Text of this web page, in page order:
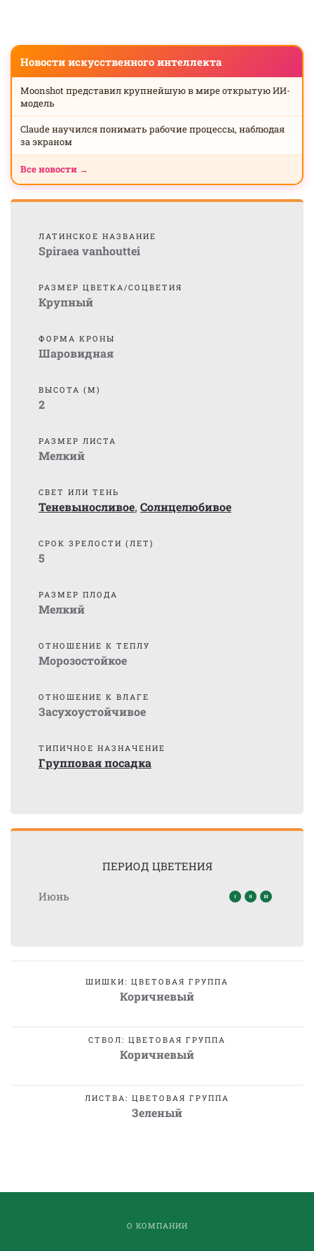
Новости искусственного интеллекта
Moonshot представил крупнейшую в мире открытую ИИ-
модель
Claude научился понимать рабочие процессы, наблюдая
за экраном
Все новости →
ЛАТИНСКОЕ НАЗВАНИЕ
Spiraea vanhouttei
РАЗМЕР ЦВЕТКА/СОЦВЕТИЯ
Крупный
ФОРМА КРОНЫ
Шаровидная
ВЫСОТА (М)
2
РАЗМЕР ЛИСТА
Мелкий
СВЕТ ИЛИ ТЕНЬ
Теневыносливое, Солнцелюбивое
СРОК ЗРЕЛОСТИ (ЛЕТ)
5
РАЗМЕР ПЛОДА
Мелкий
ОТНОШЕНИЕ К ТЕПЛУ
Морозостойкое
ОТНОШЕНИЕ К ВЛАГЕ
Засухоустойчивое
ТИПИЧНОЕ НАЗНАЧЕНИЕ
Групповая посадка
ПЕРИОД ЦВЕТЕНИЯ
Июнь
ШИШКИ: ЦВЕТОВАЯ ГРУППА
Коричневый
СТВОЛ: ЦВЕТОВАЯ ГРУППА
Коричневый
ЛИСТВА: ЦВЕТОВАЯ ГРУППА
Зеленый
О КОМПАНИИ